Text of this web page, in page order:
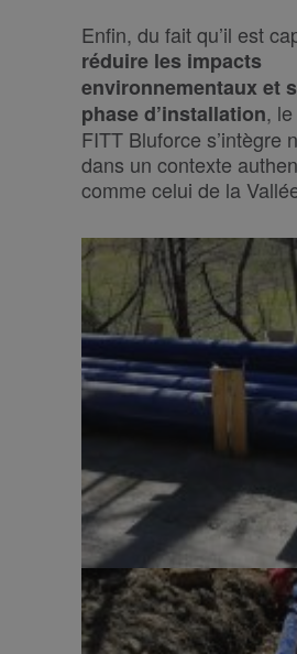
Enfin, du fait qu’il est
réduire les impacts
environnementaux et
phase d’installation,
FITT Bluforce s’intègre
dans un contexte
comme celui de la